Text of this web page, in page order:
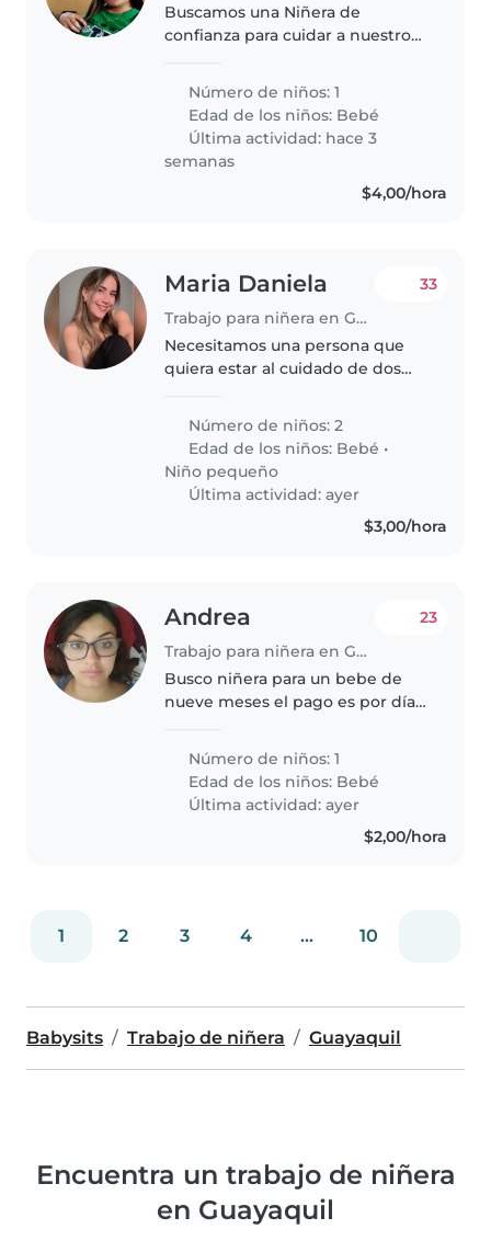
Buscamos una Niñera de
confianza para cuidar a nuestro
Debe ser paciente, amorosa y
cómoda ayudando con la tarea.
Contactanos para coordinar.
Número de niños: 1
Edad de los niños: Bebé
Última actividad: hace 3
semanas
$4,00/hora
Maria Daniela
Trabajo para niñera en Guayaquil
33
Necesitamos una persona que
quiera estar al cuidado de dos
cuidado y a su entorno.
Número de niños: 2
Edad de los niños: Bebé •
Niño pequeño
Última actividad: ayer
$3,00/hora
Andrea
Trabajo para niñera en Guayaquil
23
Busco niñera para un bebe de
nueve meses el pago es por día
al cero nueve ocho ocho dos tres
ocho seis tres dos
Número de niños: 1
Edad de los niños: Bebé
Última actividad: ayer
$2,00/hora
1 2 3 4 ... 10
Babysits Trabajo de niñera Guayaquil
Encuentra un trabajo de niñera
en Guayaquil